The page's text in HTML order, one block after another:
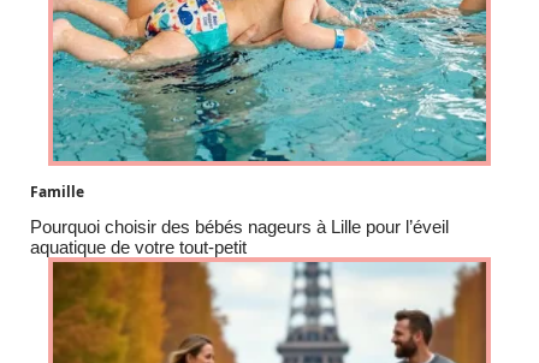
Famille
Pourquoi choisir des bébés nageurs à Lille pour l’éveil
aquatique de votre tout-petit